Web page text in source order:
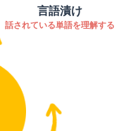
言語漬け
話されている単語を理解する